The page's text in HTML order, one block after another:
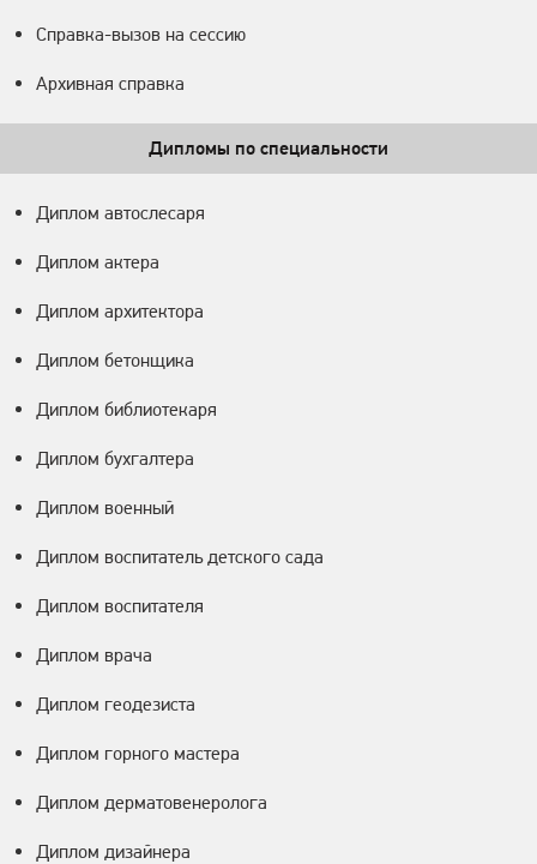
Справка-вызов на сессию
Архивная справка
Дипломы по специальности
Диплом автослесаря
Диплом актера
Диплом архитектора
Диплом бетонщика
Диплом библиотекаря
Диплом бухгалтера
Диплом военный
Диплом воспитатель детского сада
Диплом воспитателя
Диплом врача
Диплом геодезиста
Диплом горного мастера
Диплом дерматовенеролога
Диплом дизайнера